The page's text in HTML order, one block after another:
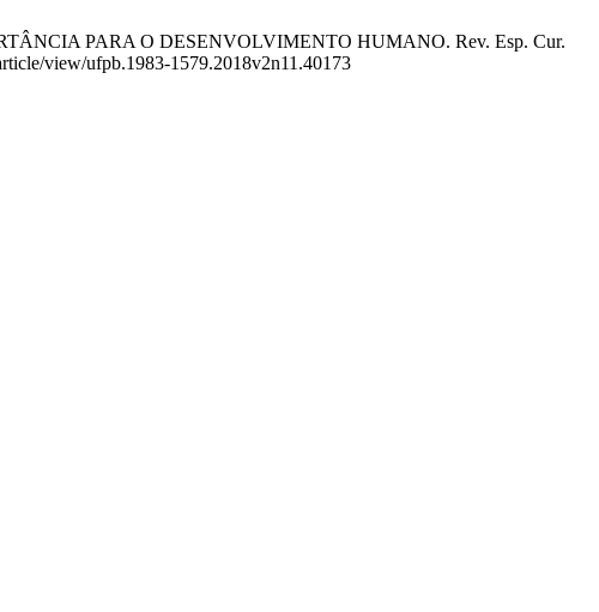
PARA O DESENVOLVIMENTO HUMANO. Rev. Esp. Cur.
view/ufpb.1983-1579.2018v2n11.40173